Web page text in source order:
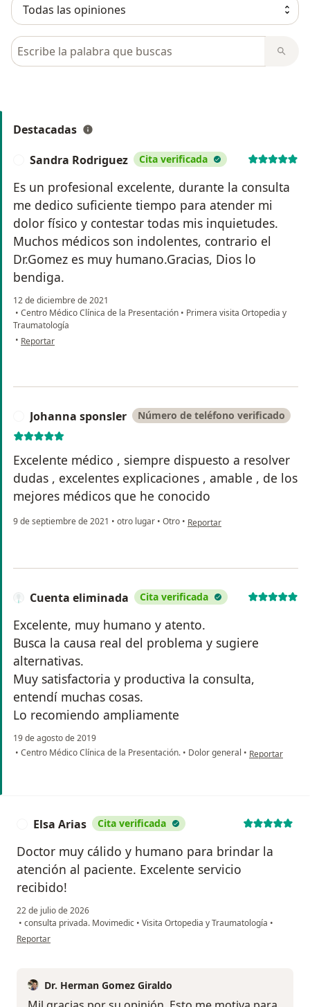
Busca en opiniones
Destacadas
Sandra Rodriguez Cita verificada
Es un profesional excelente, durante la consulta
me dedico suficiente tiempo para atender mi
dolor físico y contestar todas mis inquietudes.
Muchos médicos son indolentes, contrario el
Dr.Gomez es muy humano.Gracias, Dios lo
bendiga.
12 de diciembre de 2021
• Centro Médico Clínica de la Presentación • Primera visita Ortopedia y
Traumatología
• en opinión del usuario Sandra Rodriguez
Reportar
Johanna sponsler Número de teléfono verificado
Excelente médico , siempre dispuesto a resolver
dudas , excelentes explicaciones , amable , de los
mejores médicos que he conocido
9 de septiembre de 2021 • otro lugar • Otro • en opinión del usuario Johanna
Reportar
Cuenta eliminada Cita verificada
Excelente, muy humano y atento.
Busca la causa real del problema y sugiere
alternativas.
Muy satisfactoria y productiva la consulta,
entendí muchas cosas.
Lo recomiendo ampliamente
19 de agosto de 2019
• Centro Médico Clínica de la Presentación. • Dolor general • en opinión del
Reportar
Elsa Arias Cita verificada
Doctor muy cálido y humano para brindar la
atención al paciente. Excelente servicio
recibido!
22 de julio de 2026
• consulta privada. Movimedic • Visita Ortopedia y Traumatología •
en opinión del usuario Elsa Arias
Reportar
Dr. Herman Gomez Giraldo